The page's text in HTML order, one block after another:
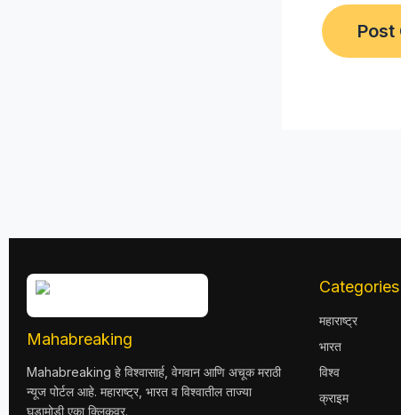
Mahabreaking
Mahabreaking हे विश्वासार्ह, वेगवान आणि अचूक मराठी
न्यूज पोर्टल आहे. महाराष्ट्र, भारत व विश्वातील ताज्या
घडामोडी एका क्लिकवर.
Categories
महाराष्ट्र
भारत
विश्व
क्राइम